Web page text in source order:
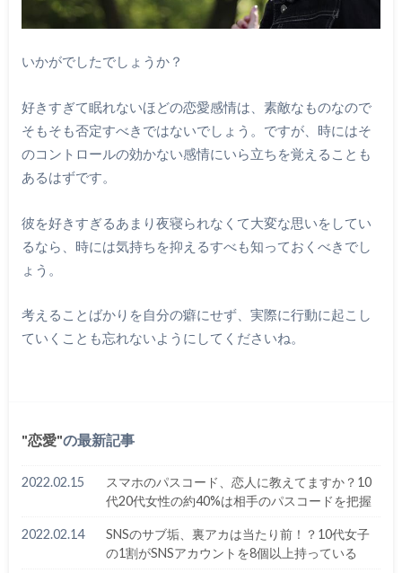
いかがでしたでしょうか？
好きすぎて眠れないほどの恋愛感情は、素敵なものなので
そもそも否定すべきではないでしょう。ですが、時にはそ
のコントロールの効かない感情にいら立ちを覚えることも
あるはずです。
彼を好きすぎるあまり夜寝られなくて大変な思いをしてい
るなら、時には気持ちを抑えるすべも知っておくべきでし
ょう。
考えることばかりを自分の癖にせず、実際に行動に起こし
ていくことも忘れないようにしてくださいね。
恋愛 の最新記事
2022.02.15
スマホのパスコード、恋人に教えてますか？10
代20代女性の約40%は相手のパスコードを把握
2022.02.14
SNSのサブ垢、裏アカは当たり前！？10代女子
の1割がSNSアカウントを8個以上持っている